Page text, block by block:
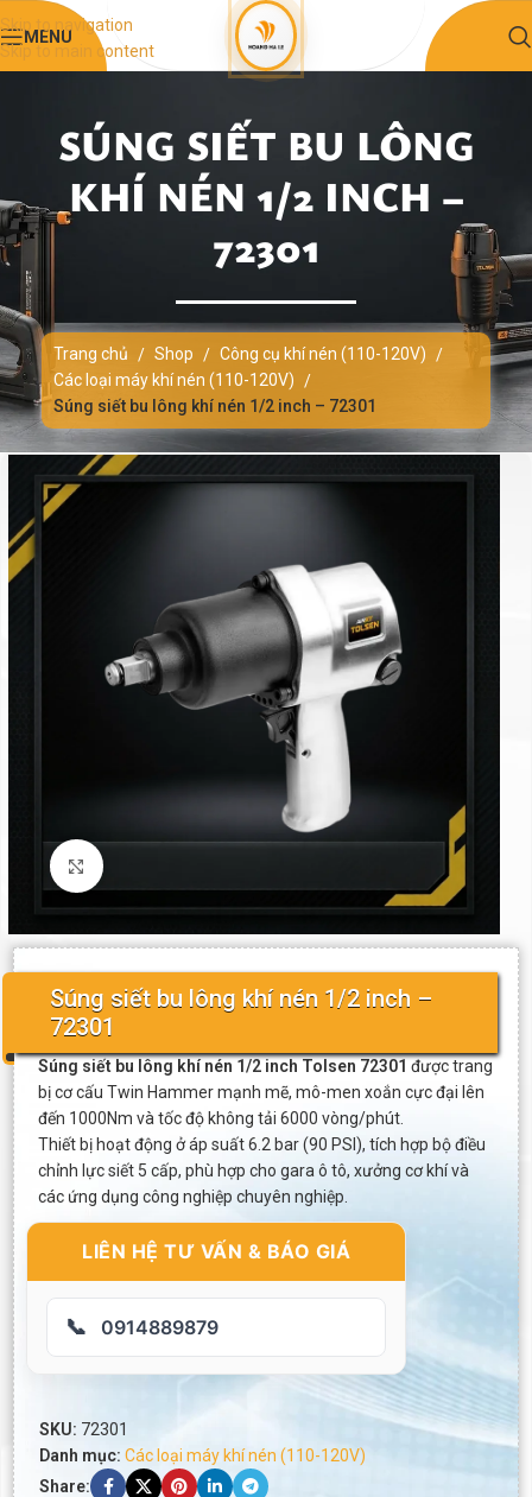
Skip to navigation
Skip to main content
MENU
SÚNG SIẾT BU LÔNG
KHÍ NÉN 1/2 INCH –
72301
Trang chủ / Shop / Công cụ khí nén (110-120V) /
Các loại máy khí nén (110-120V) /
Súng siết bu lông khí nén 1/2 inch – 72301
Click to enlarge
Súng siết bu lông khí nén 1/2 inch –
72301
Súng siết bu lông khí nén 1/2 inch Tolsen 72301 được trang
bị cơ cấu Twin Hammer mạnh mẽ, mô-men xoắn cực đại lên
đến 1000Nm và tốc độ không tải 6000 vòng/phút.
Thiết bị hoạt động ở áp suất 6.2 bar (90 PSI), tích hợp bộ điều
chỉnh lực siết 5 cấp, phù hợp cho gara ô tô, xưởng cơ khí và
các ứng dụng công nghiệp chuyên nghiệp.
LIÊN HỆ TƯ VẤN & BÁO GIÁ
📞 0914889879
SKU: 72301
Danh mục: Các loại máy khí nén (110-120V)
Share: